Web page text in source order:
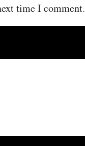
time I comment.